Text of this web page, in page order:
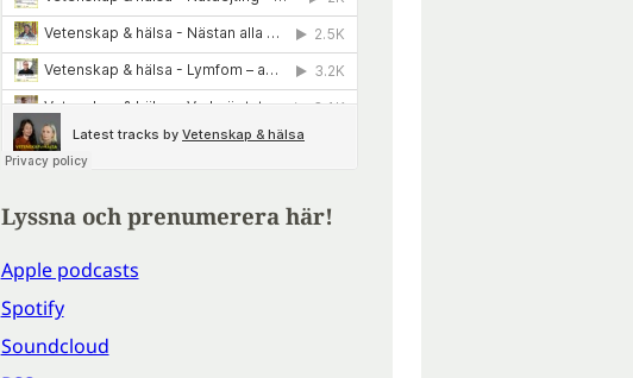
Lyssna och prenumerera här!
Apple podcasts
Spotify
Soundcloud